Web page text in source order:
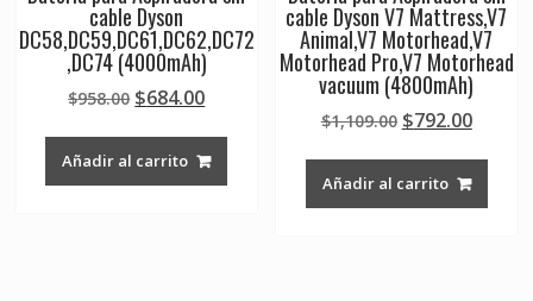
cable Dyson
DC58,DC59,DC61,DC62,DC72
,DC74 (4000mAh)
$958.00 Original
was:
$958.00.
$684.00Current
$684.00.
Añadir al carrito
cable Dyson V7 Mattress,V7
Animal,V7 Motorhead,V7
Motorhead Pro,V7 Motorhead
vacuum (4800mAh)
$1,109.00 Original
was:
$1,109.00.
$792.00
Añadir al carrito